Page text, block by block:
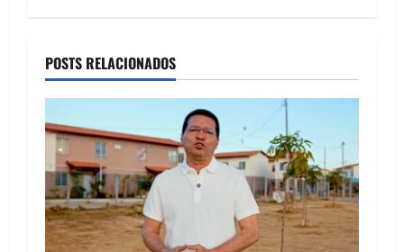
v
i
g
a
t
i
POSTS RELACIONADOS